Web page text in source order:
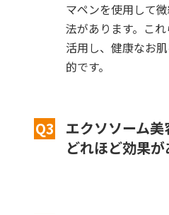
マペンを使用して
法があります。こ
活用し、健康なお
的です。
Q3
エクソソーム
どれほど効果